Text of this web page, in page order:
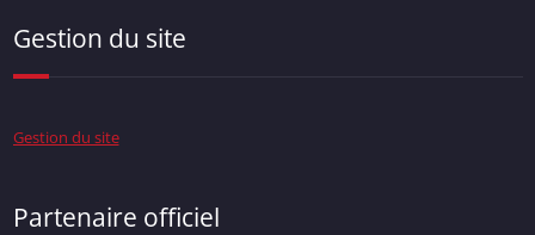
Gestion du site
Gestion du site
Partenaire officiel